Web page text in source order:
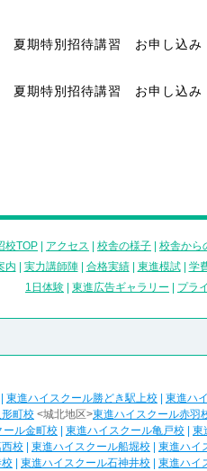
夏期特別招待講習 お申し込み
夏期特別招待講習 お申し込み
校TOP アクセス 校舎の様子 校舎から
内 実力講師陣| 合格実績| 東進模試| 学
1日体験
東進広告ギャラリー プラ
東進ハイスクール勝どき駅上校 東進ハ
町校 <城北地区>東進ハイスクール赤羽
ール金町校 東進ハイスクール亀戸校 東
校 東進ハイスクール船堀校 東進ハイ
東進ハイスクール石神井校 東進ハイ